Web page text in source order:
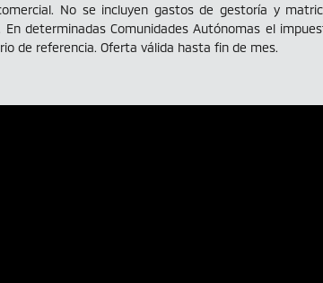
No se incluyen gastos de gestoría y
determinadas Comunidades Autónomas el
de referencia. Oferta válida hasta fin de mes.